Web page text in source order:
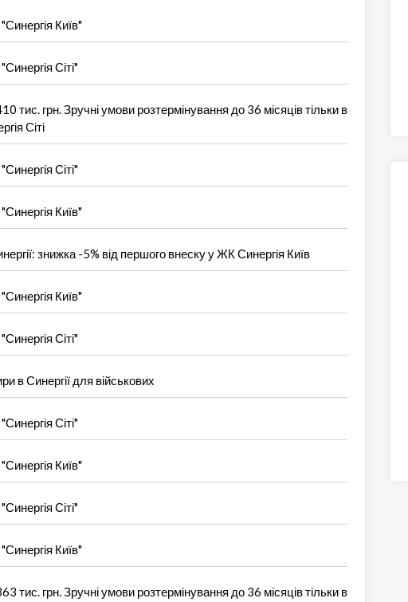
Київ"
Сіті"
тис. грн. Зручні умови розтермінування до 36 місяців тільки в
Сіті
Сіті"
Київ"
знижка -5% від першого внеску у ЖК Синергія Київ
Київ"
Сіті"
в Синергії для військових
Сіті"
Київ"
Сіті"
Київ"
тис. грн. Зручні умови розтермінування до 36 місяців тільки в